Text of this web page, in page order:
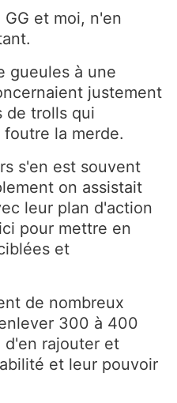
et moi, n'en
gueules à une
justement
de trolls qui
la merde.
s'en est souvent
on assistait
leur plan d'action
pour mettre en
et
de nombreux
300 à 400
d'en rajouter et
et leur pouvoir